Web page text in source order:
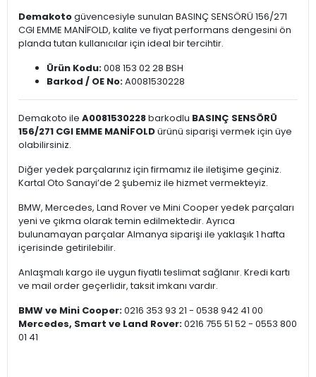
Demakotogüvencesiyle sunulan BASINÇ SENSÖRÜ 156/271
CGI EMME MANİFOLD, kalite ve fiyat performans dengesini ön
planda tutan kullanıcılar için ideal bir tercihtir.
Ürün Kodu:008 153 02 28 BSH
Barkod / OE No:A0081530228
Demakoto ile A0081530228barkodlu BASINÇ SENSÖRÜ
156/271 CGI EMME MANİFOLDürünü siparişi vermek için üye
olabilirsiniz.
Diğer yedek parçalarınız için firmamız ile iletişime geçiniz.
Kartal Oto Sanayi’de 2 şubemiz ile hizmet vermekteyiz.
BMW, Mercedes, Land Rover ve Mini Cooper yedek parçaları
yeni ve çıkma olarak temin edilmektedir. Ayrıca
bulunamayan parçalar Almanya siparişi ile yaklaşık 1 hafta
içerisinde getirilebilir.
Anlaşmalı kargo ile uygun fiyatlı teslimat sağlanır. Kredi kartı
ve mail order geçerlidir, taksit imkanı vardır.
BMW ve Mini Cooper:0216 353 93 21 - 0538 942 41 00
Mercedes, Smart ve Land Rover:0216 755 51 52 - 0553 800
01 41